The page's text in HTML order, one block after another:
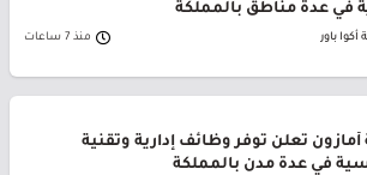
في عدة مناطق بالمملكة
باور منذ 7 ساعات
تعلن توفر وظائف إدارية وتقنية
في عدة مدن بالمملكة